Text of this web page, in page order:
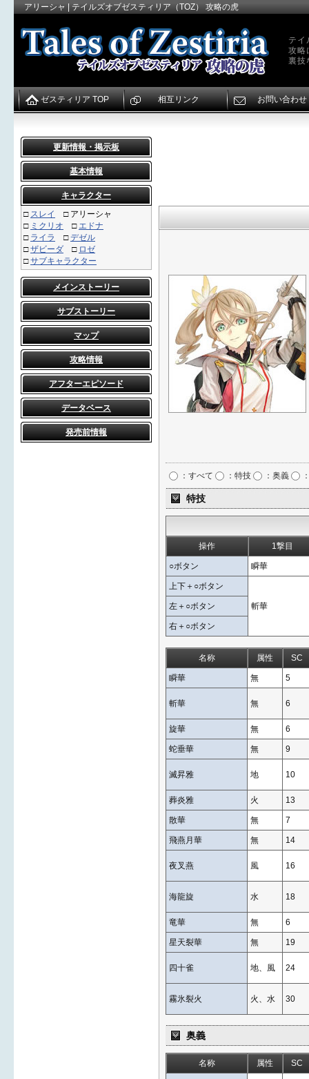
アリーシャ | テイルズオブゼスティリア（TOZ） 攻略の虎
テイ
攻略
裏技
更新情報・掲示板
基本情報
キャラクター
□ スレイ □ アリーシャ
□ ミクリオ □ エドナ
□ ライラ □デゼル
□ザビーダ □ ロゼ
□サブキャラクター
メインストーリー
サブストーリー
マップ
攻略情報
アフターエピソード
データベース
発売前情報
：すべて ：特技 ：奥義
特技
操作 1撃目
○ボタン 瞬華
上下＋○ボタン
斬華
左＋○ボタン
右＋○ボタン
名称 属性 SC
瞬華 無 5
斬華 無 6
旋華 無 6
蛇垂華 無 9
滅昇雅 地 10
葬炎雅 火 13
散華 無 7
飛燕月華 無 14
夜叉燕 風 16
海龍旋 水 18
竜華 無 6
星天裂華 無 19
四十雀 地、風 24
霧氷裂火 火、水 30
奥義
名称 属性 SC
ゼスティリア TOP 相互リンク お問い合わせ